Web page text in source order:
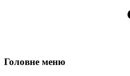
Головне меню